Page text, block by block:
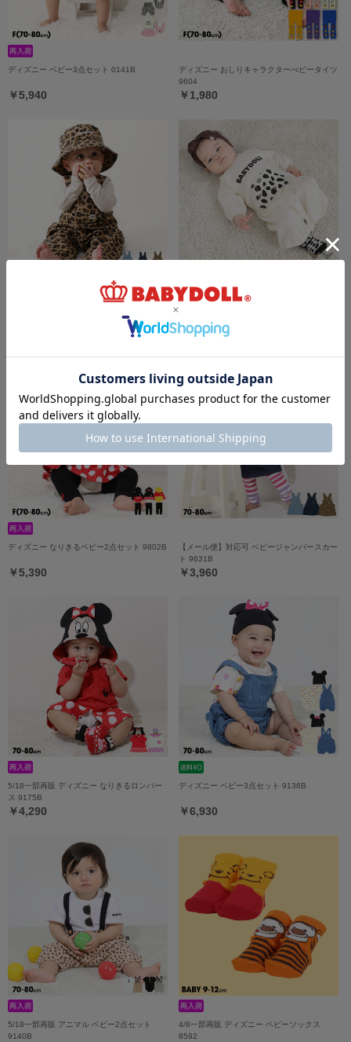
ディズニー ベビー3点セット 0141B
￥5,940
ディズニー おしりキャラクターべビータイツ
9604
￥1,980
7/16一部再販 【メール便】対応可 スタイ付
￥4,290
ディズニー なりきるベビー2点セット 9802B
￥5,390
【メール便】対応可 ベビージャンパースカー
ト 9631B
￥3,960
5/18一部再販 ディズニー なりきるロンパー
ス 9175B
￥4,290
ディズニー ベビー3点セット 9136B
￥6,930
5/18一部再販 アニマル ベビー2点セット
9140B
4/8一部再販 ディズニー ベビーソックス
8592